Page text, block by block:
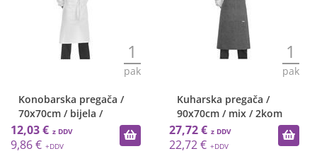
1
pak
Konobarska pregača /
70x70cm / bijela /
12,03 €
9,86 €
1
pak
Kuharska pregača /
90x70cm / mix / 2kom
27,72 €
22,72 €